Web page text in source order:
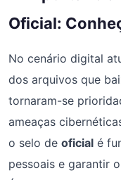
Oficial:
No cenário digital
dos arquivos que
tornaram-se
ameaças
o selo de oficial é
pessoais e garantir